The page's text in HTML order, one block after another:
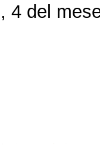
4 del